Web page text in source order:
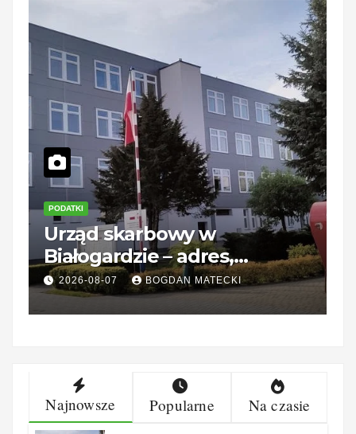
PODATKI
Urząd skarbowy w
Białogardzie – adres,
godziny i kontakt
2026-08-07 BOGDAN MATECKI
Najnowsze Popularne Na czasie